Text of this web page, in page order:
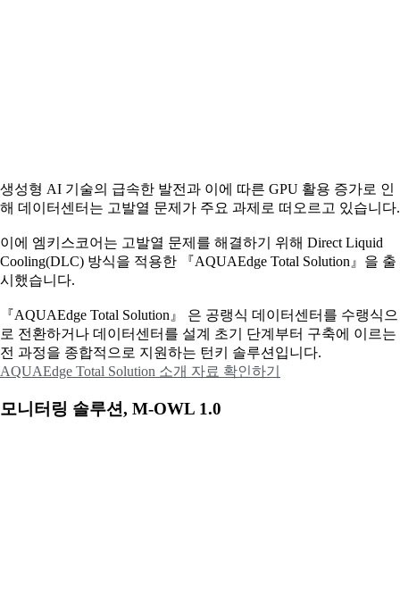
생성형 AI 기술의 급속한 발전과 이에 따른 GPU 활용 증가로 인
해 데이터센터는 고발열 문제가 주요 과제로 떠오르고 있습니다.
이에 엠키스코어는 고발열 문제를 해결하기 위해 Direct Liquid
Cooling(DLC) 방식을 적용한 『AQUAEdge Total Solution』을 출
시했습니다.
『AQUAEdge Total Solution』 은 공랭식 데이터센터를 수랭식으
로 전환하거나 데이터센터를 설계 초기 단계부터 구축에 이르는
전 과정을 종합적으로 지원하는 턴키 솔루션입니다.
AQUAEdge Total Solution 소개 자료 확인하기
모니터링 솔루션, M-OWL 1.0